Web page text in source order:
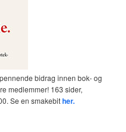
bidrag innen bok- og
medlemmer! 163 sider,
Se en smakebither.